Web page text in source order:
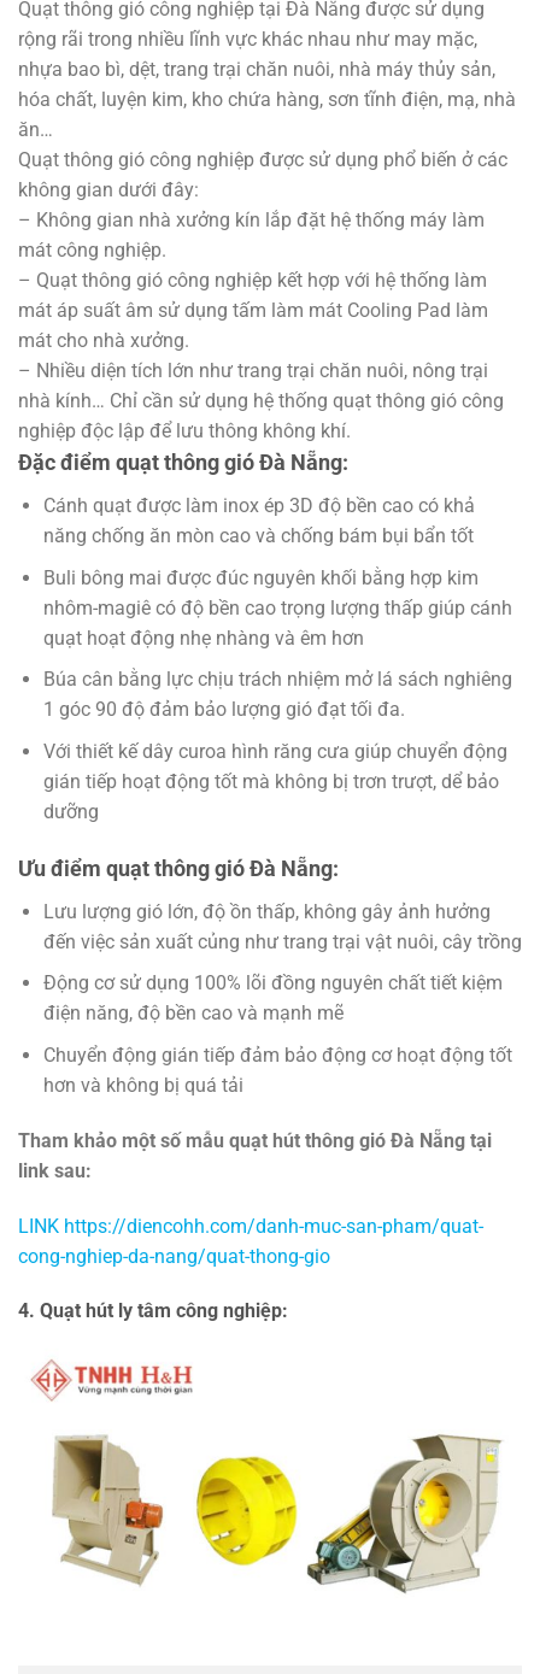
Quạt thông gió công nghiệp tại Đà Nẵng được sử dụng
rộng rãi trong nhiều lĩnh vực khác nhau như may mặc,
nhựa bao bì, dệt, trang trại chăn nuôi, nhà máy thủy sản,
hóa chất, luyện kim, kho chứa hàng, sơn tĩnh điện, mạ, nhà
ăn…
Quạt thông gió công nghiệp được sử dụng phổ biến ở các
không gian dưới đây:
– Không gian nhà xưởng kín lắp đặt hệ thống máy làm
mát công nghiệp.
– Quạt thông gió công nghiệp kết hợp với hệ thống làm
mát áp suất âm sử dụng tấm làm mát Cooling Pad làm
mát cho nhà xưởng.
– Nhiều diện tích lớn như trang trại chăn nuôi, nông trại
nhà kính… Chỉ cần sử dụng hệ thống quạt thông gió công
nghiệp độc lập để lưu thông không khí.
Đặc điểm quạt thông gió Đà Nẵng:
Cánh quạt được làm inox ép 3D độ bền cao có khả
năng chống ăn mòn cao và chống bám bụi bẩn tốt
Buli bông mai được đúc nguyên khối bằng hợp kim
nhôm-magiê có độ bền cao trọng lượng thấp giúp cánh
quạt hoạt động nhẹ nhàng và êm hơn
Búa cân bằng lực chịu trách nhiệm mở lá sách nghiêng
1 góc 90 độ đảm bảo lượng gió đạt tối đa.
Với thiết kế dây curoa hình răng cưa giúp chuyển động
gián tiếp hoạt động tốt mà không bị trơn trượt, dể bảo
dưỡng
Ưu điểm quạt thông gió Đà Nẵng:
Lưu lượng gió lớn, độ ồn thấp, không gây ảnh hưởng
đến việc sản xuất củng như trang trại vật nuôi, cây trồng
Động cơ sử dụng 100% lõi đồng nguyên chất tiết kiệm
điện năng, độ bền cao và mạnh mẽ
Chuyển động gián tiếp đảm bảo động cơ hoạt động tốt
hơn và không bị quá tải
Tham khảo một số mẫu quạt hút thông gió Đà Nẵng tại
link sau:
LINK https://diencohh.com/danh-muc-san-pham/quat-
cong-nghiep-da-nang/quat-thong-gio
4. Quạt hút ly tâm công nghiệp: